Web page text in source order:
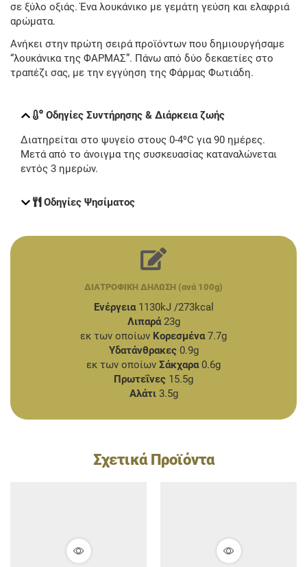
σε ξύλο οξιάς. Ένα λουκάνικο με γεμάτη γεύση και ελαφριά
αρώματα.
Ανήκει στην πρώτη σειρά προϊόντων που δημιουργήσαμε
“λουκάνικα της ΦΑΡΜΑΣ”. Πάνω από δύο δεκαετίες στο
τραπέζι σας, με την εγγύηση της Φάρμας Φωτιάδη.
Οδηγίες Συντήρησης & Διάρκεια ζωής
Διατηρείται στο ψυγείο στους 0-4⁰C για 90 ημέρες.
Μετά από το άνοιγμα της συσκευασίας καταναλώνεται
εντός 3 ημερών.
Οδηγίες Ψησίματος
ΔΙΑΤΡΟΦΙΚΗ ΔΗΛΩΣΗ (ανά 100g)
Ενέργεια1130kJ /273kcal
Λιπαρά23g
εκ των οποίων Κορεσμένα7.7g
Υδατάνθρακες0.9g
εκ των οποίων Σάκχαρα0.6g
Πρωτεΐνες 15.5g
Αλάτι3.5g
Σχετικά Προϊόντα